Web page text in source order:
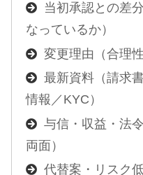
当初承認との差
なっているか）
変更理由（合理
最新資料（請求
情報／KYC）
与信・収益・法
両面）
代替案・リスク